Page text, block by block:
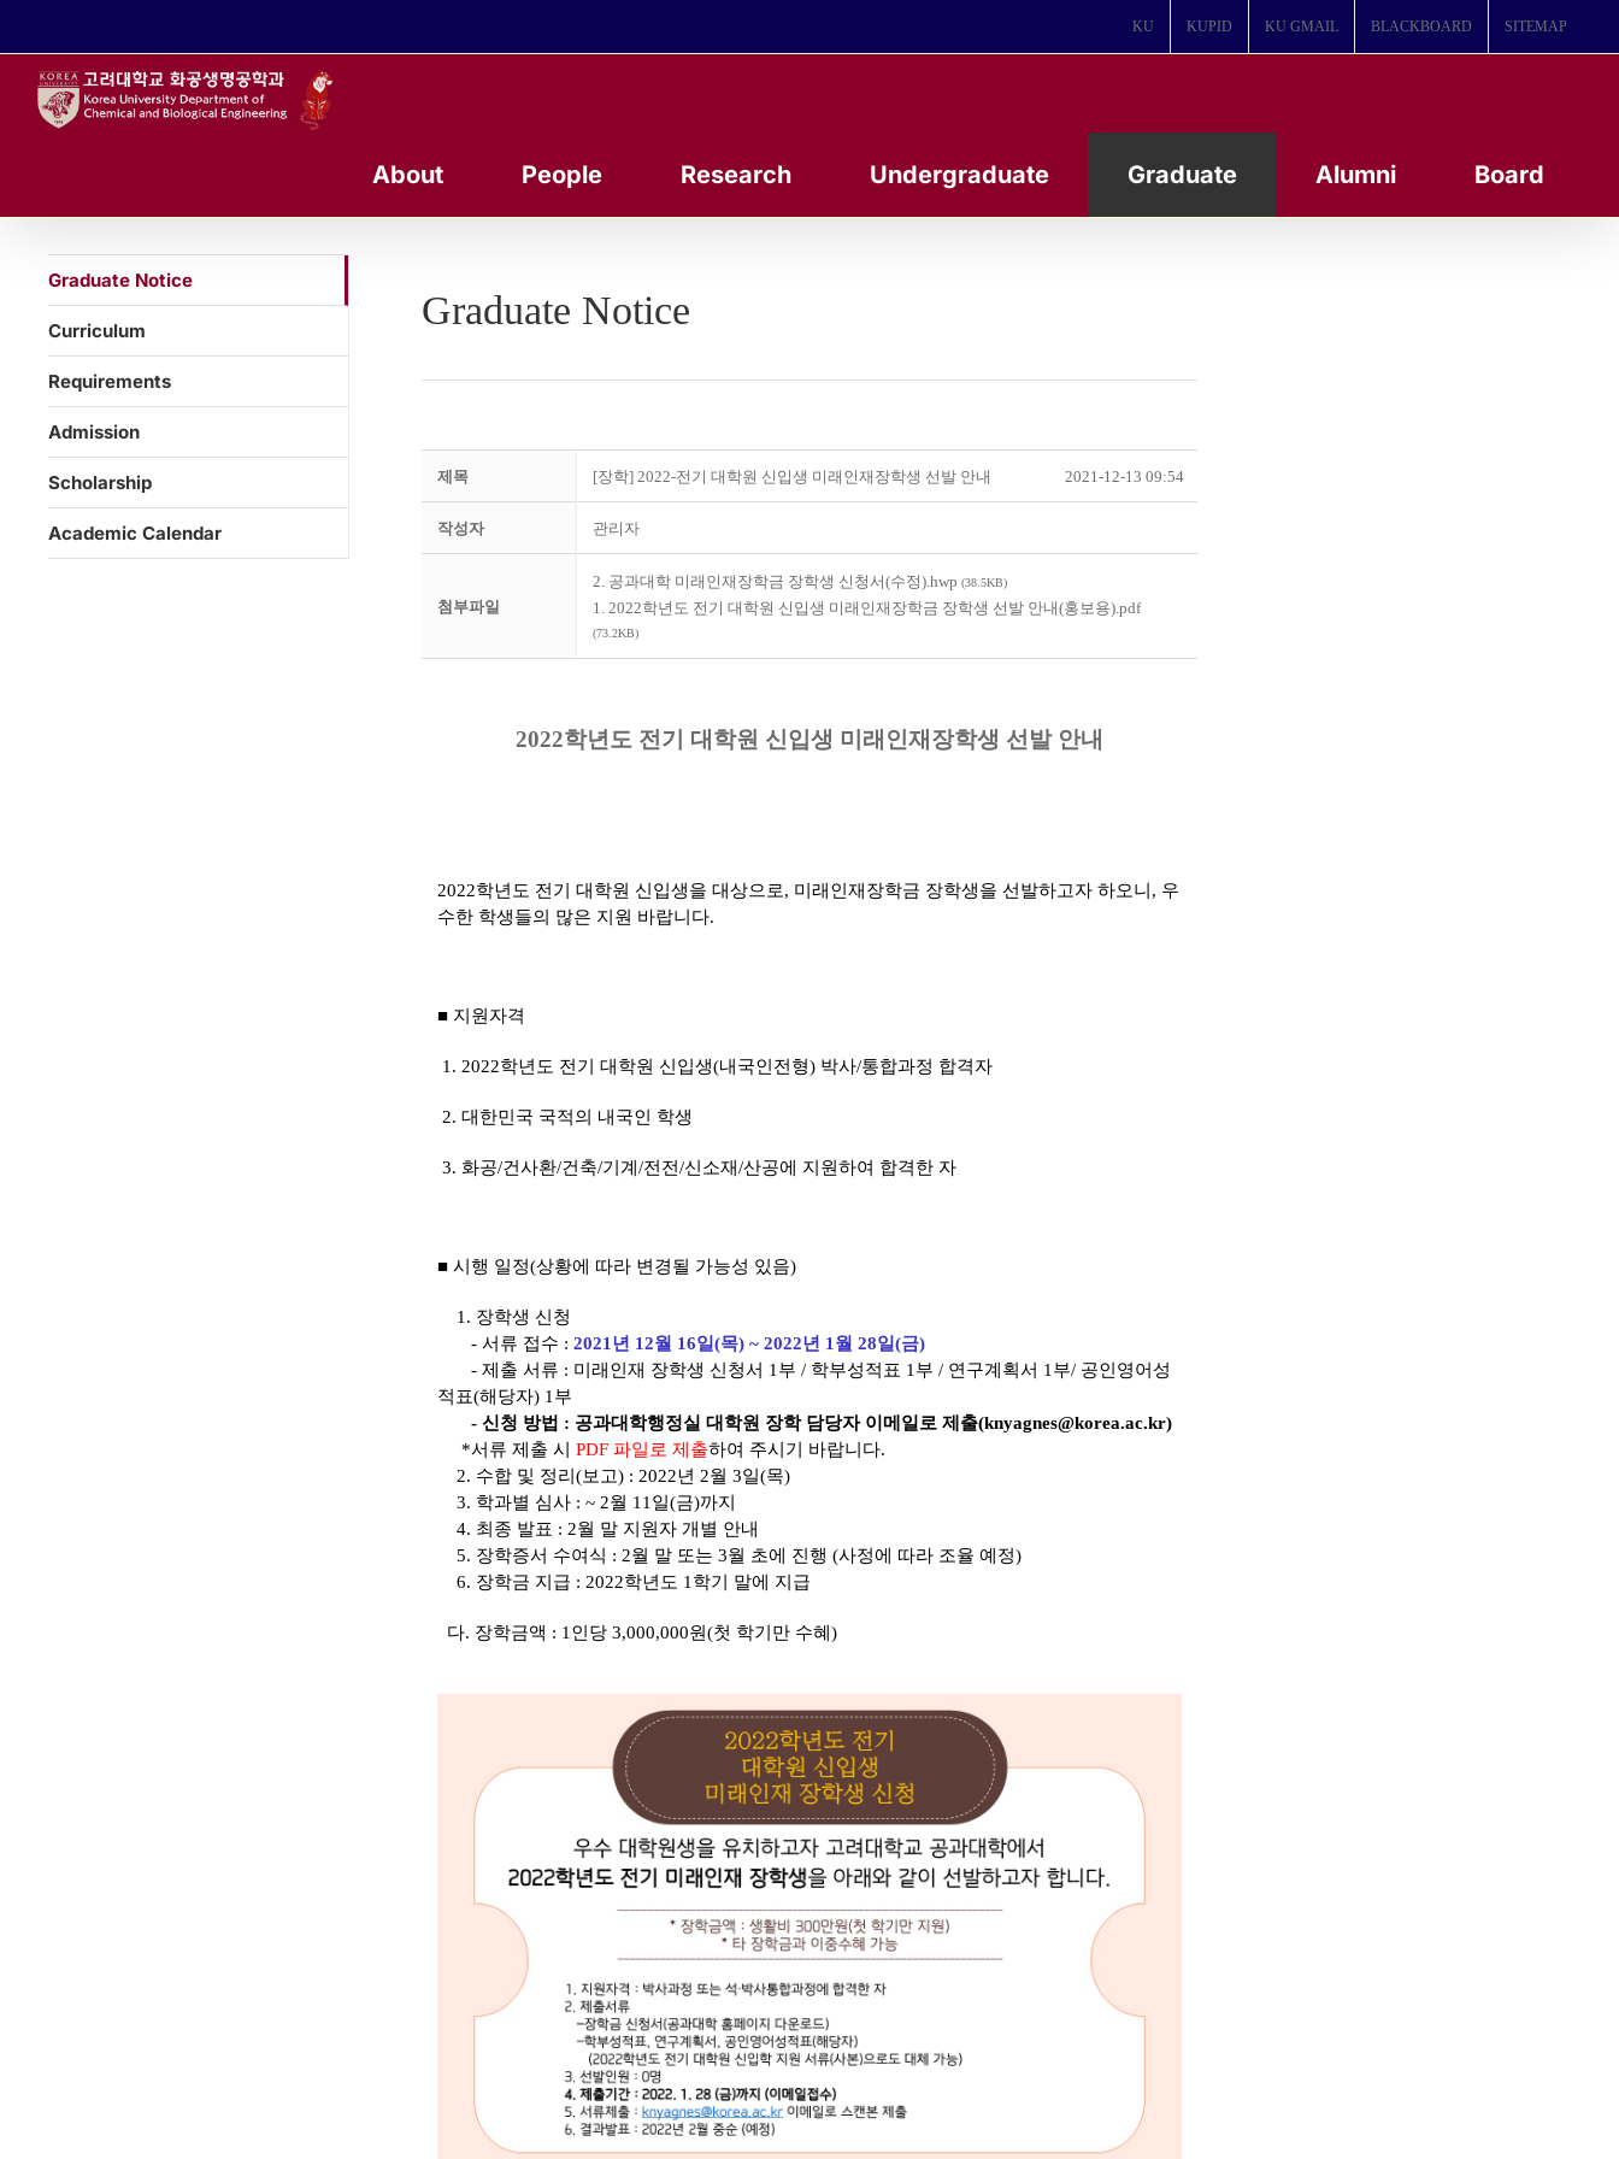
KU KUPID KU GMAIL BLACKBOARD SITEMAP
About People Research Undergraduate Graduate Alumni Board
Graduate Notice
제목 [장학] 2022-전기 대학원 신입생 미래인재장학생 선발 안내 2021-12-13 09:54
작성자 관리자
첨부파일
2. 공과대학 미래인재장학금 장학생 신청서(수정).hwp (38.5KB)
1. 2022학년도 전기 대학원 신입생 미래인재장학금 장학생 선발 안내(홍보용).pdf
(73.2KB)
2022학년도 전기 대학원 신입생 미래인재장학생 선발 안내
2022학년도 전기 대학원 신입생을 대상으로, 미래인재장학금 장학생을 선발하고자 하오니, 우
수한 학생들의 많은 지원 바랍니다.
■ 지원자격
1. 2022학년도 전기 대학원 신입생(내국인전형) 박사/통합과정 합격자
2. 대한민국 국적의 내국인 학생
3. 화공/건사환/건축/기계/전전/신소재/산공에 지원하여 합격한 자
■ 시행 일정(상황에 따라 변경될 가능성 있음)
1. 장학생 신청
- 서류 접수 : 2021년 12월 16일(목) ~ 2022년 1월 28일(금)
- 제출 서류 : 미래인재 장학생 신청서 1부 / 학부성적표 1부 / 연구계획서 1부/ 공인영어성
적표(해 당자) 1부
- 신청 방법 : 공과대학행정실 대학원 장학 담당자 이메일로 제출(knyagnes@korea.ac.kr)
*서류 제출 시
PDF 파일로 제출하여 주시기 바랍니다.
2. 수합 및 정리(보고) : 2022년 2월 3일(목)
3. 학과별 심사 : ~ 2월 11일(금)까지
4. 최종 발표 : 2월 말 지원자 개별 안내
5. 장학증서 수여식 : 2월 말 또는 3월 초에 진행 (사정에 따라 조율 예정)
6. 장학금 지급 : 2022학년도 1학기 말에 지급
다. 장학금액 : 1인당 3,000,000원(첫 학기만 수혜)
Graduate Notice
Curriculum
Requirements
Admission
Scholarship
Academic Calendar